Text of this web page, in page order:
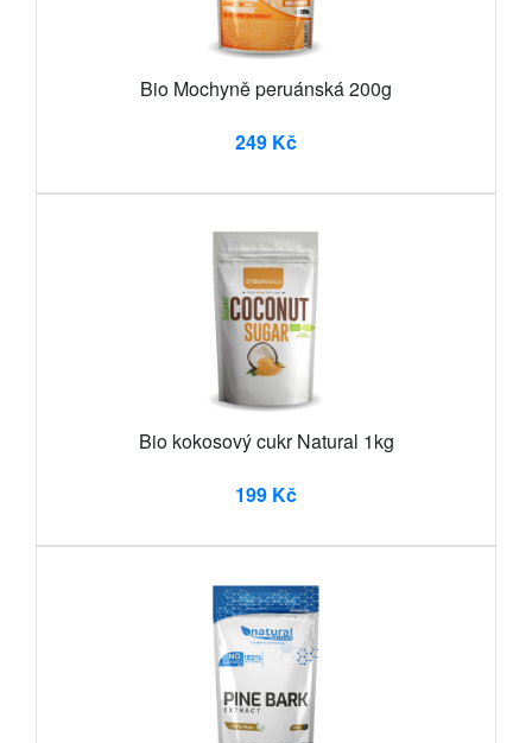
Bio Mochyně peruánská 200g
249 Kč
Bio kokosový cukr Natural 1kg
199 Kč